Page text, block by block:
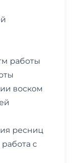
работы
воском
ресниц
с